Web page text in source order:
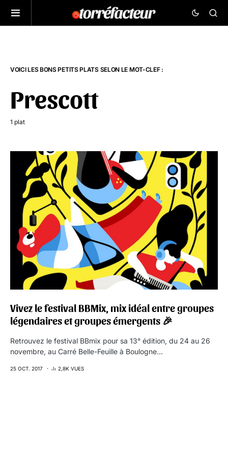
VOICI LES BONS PETITS PLATS SELON LE MOT-CLEF :
Prescott
1 plat
Vivez le festival BBMix, mix idéal entre groupes
légendaires et groupes émergents 🎉
Retrouvez le festival BBmix pour sa 13° édition, du 24 au 26
novembre, au Carré Belle-Feuille à Boulogne…
25 OCT. 2017 2,8K VUES